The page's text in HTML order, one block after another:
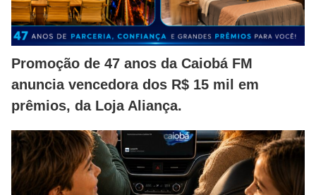
Promoção de 47 anos da Caiobá FM
anuncia vencedora dos R$ 15 mil em
prêmios, da Loja Aliança.